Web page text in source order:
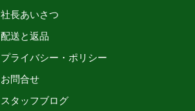
社長あいさつ
配送と返品
プライバシー・ポリシー
お問合せ
スタッフブログ